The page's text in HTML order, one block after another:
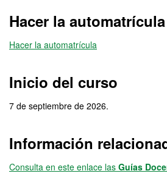
Hacer la automatrícula
Hacer la automatrícula
Inicio del curso
7 de septiembre de 2026.
Información
Consulta en este enlace las Guías